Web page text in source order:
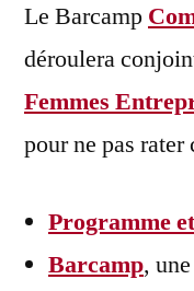
Le Barcamp
déroulera
Femmes
pour ne pas rater
Programme
Barcamp,